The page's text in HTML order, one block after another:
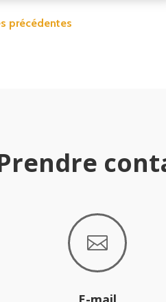
précédentes
